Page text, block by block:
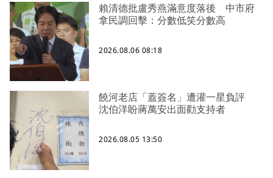
賴清德批盧秀燕滿意度落後 中市府
拿民調回擊：分數低笑分數高
2026.08.06 08:18
饒河老店「蓋簽名」遭灌一星負評
沈伯洋盼蔣萬安出面勸支持者
2026.08.05 13:50